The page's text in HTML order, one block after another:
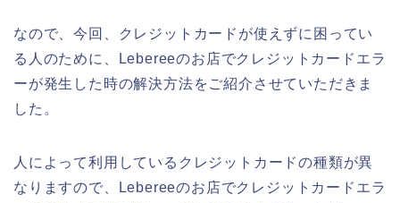
なので、今回、クレジットカードが使えずに困ってい
る人のために、Lebereeのお店でクレジットカードエラ
ーが発生した時の解決方法をご紹介させていただきま
した。
人によって利用しているクレジットカードの種類が異
なりますので、Lebereeのお店でクレジットカードエラ